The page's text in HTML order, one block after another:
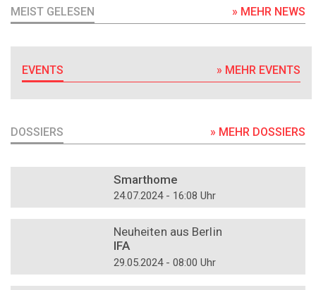
MEIST GELESEN » MEHR NEWS
EVENTS » MEHR EVENTS
DOSSIERS » MEHR DOSSIERS
Smarthome
24.07.2024 - 16:08 Uhr
Neuheiten aus Berlin
IFA
29.05.2024 - 08:00 Uhr